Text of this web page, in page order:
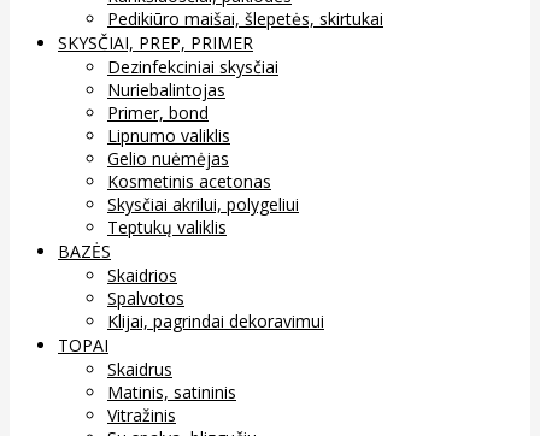
Pedikiūro maišai, šlepetės, skirtukai
SKYSČIAI, PREP, PRIMER
Dezinfekciniai skysčiai
Nuriebalintojas
Primer, bond
Lipnumo valiklis
Gelio nuėmėjas
Kosmetinis acetonas
Skysčiai akrilui, polygeliui
Teptukų valiklis
BAZĖS
Skaidrios
Spalvotos
Klijai, pagrindai dekoravimui
TOPAI
Skaidrus
Matinis, satininis
Vitražinis